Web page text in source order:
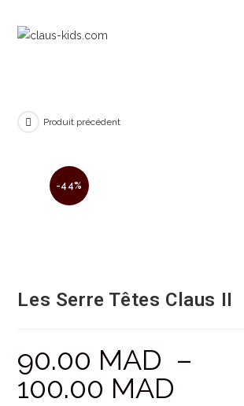
-44%
Produit précédent
Les Serre Têtes Claus II
90.00 MAD –
100.00 MAD